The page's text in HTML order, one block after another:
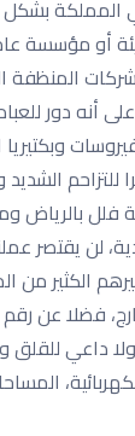
المملكة
أو
أنه دور
الشديد
فلل بالرياض
لن يقتصر
الكثير
نوفرها لكم